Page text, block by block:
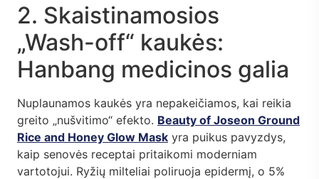
2. Skaistinamosios
„Wash-off“ kaukės:
Hanbang medicinos galia
Nuplaunamos kaukės yra nepakeičiamos, kai reikia
greito „nušvitimo“ efekto. Beauty of Joseon Ground
Rice and Honey Glow Mask yra puikus pavyzdys,
kaip senovės receptai pritaikomi moderniam
vartotojui. Ryžių milteliai poliruoja epidermį, o 5%